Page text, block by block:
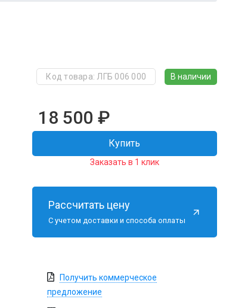
Код товара: ЛГБ 006 000 В наличии
18 500 ₽
Купить
Заказать в 1 клик
Рассчитать цену
С учетом доставки и способа оплаты
Получить коммерческое
предложение